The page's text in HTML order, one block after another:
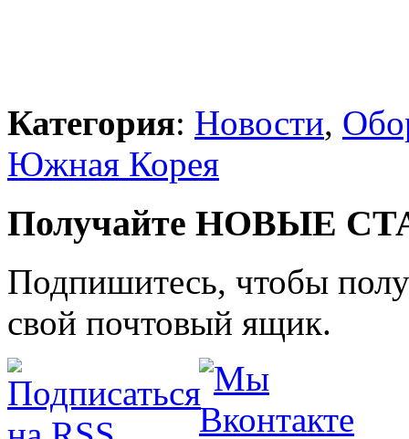
Категория: Новости,
Южная Корея
Получайте НОВЫЕ
Подпишитесь, чтобы
свой почтовый ящик.